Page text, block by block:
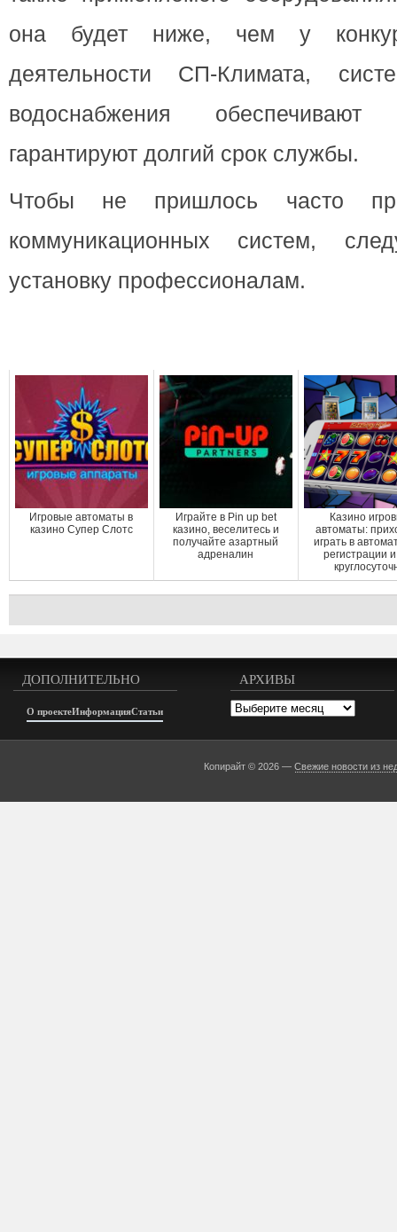
она будет ниже, чем у
деятельности СП-Климата,
водоснабжения
гарантируют долгий срок службы.
Чтобы не пришлось часто
коммуникационных систем,
установку профессионалам.
Игровые автоматы в
казино Супер Слотс
Играйте в Pin up bet
казино, веселитесь и
получайте азартный
адреналин
Казино
автоматы:
играть в
регистрации
ДОПОЛНИТЕЛЬНО
О проектеИнформацияСтатьи
АРХИВЫ
Архивы
Копирайт © 2026 —Свежие новости из